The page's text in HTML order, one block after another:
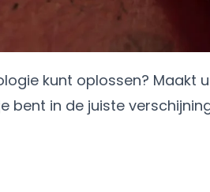
kunt oplossen? Maakt u
bent in de juiste